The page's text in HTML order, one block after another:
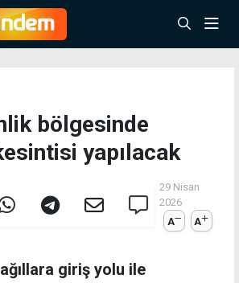
bölgesinde
yapılacak
29 Nisan
2026
A
A
giriş yolu ile